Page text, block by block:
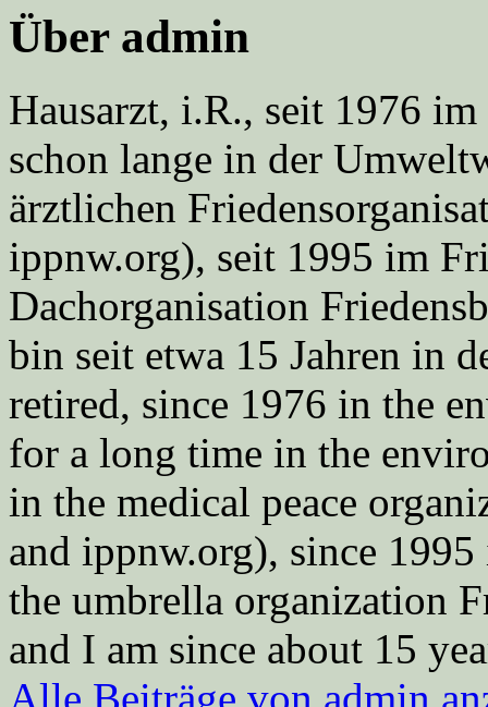
Über admin
Hausarzt, i.R., seit 1976
schon lange in der
ärztlichen
ippnw.org), seit 1995 im
Dachorganisation
bin seit etwa 15 Jahren in
retired, since 1976 in the
for a long time in the
in the medical peace
and ippnw.org), since
the umbrella organization
and I am since about 15
Alle Beiträge von admin